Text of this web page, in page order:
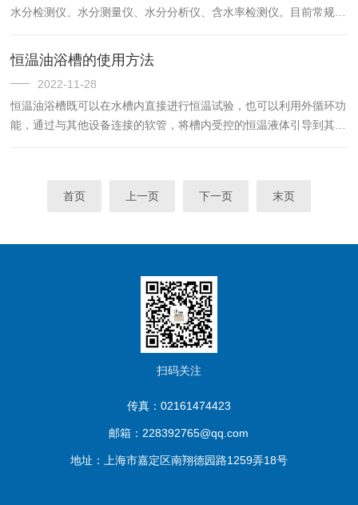
水分检测仪、水分测量仪、水分分析仪、含水率检测仪。目前常规水
干燥失重法原理，操作简便，快速，0耗材，测量结果精准，可广...
恒温油浴槽的使用方法
2022-11-28
恒温油浴槽既可以在水槽内直接进行恒温试验，也可以利用外循环功
能，通过与其他设备连接的软管，将槽内受控的恒温液体引导到其他
首页
上一页 下一页 末页
扫码关注
传真：02161474423
邮箱：228392765@qq.com
地址：上海市嘉定区南翔德园路1259弄18号